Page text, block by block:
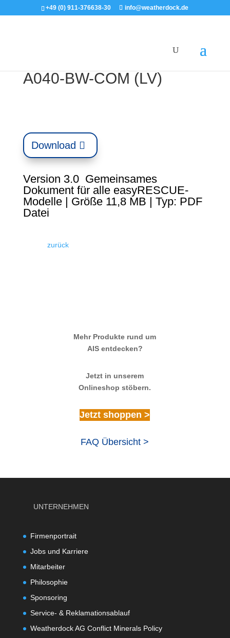
+49 (0) 911-376638-30 info@weatherdock.de
A040-BW-COM (LV)
Download
Version 3.0 Gemeinsames
Dokument für alle easyRESCUE-
Modelle | Größe 11,8 MB | Typ: PDF
Datei
zurück
Mehr Produkte rund um
AIS entdecken?
Jetzt in unserem
Onlineshop stöbern.
Jetzt shoppen >
FAQ Übersicht >
UNTERNEHMEN
Firmenportrait
Jobs und Karriere
Mitarbeiter
Philosophie
Sponsoring
Service- & Reklamationsablauf
Weatherdock AG Conflict Minerals Policy